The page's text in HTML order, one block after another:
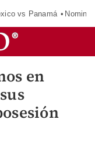
vs Panamá
en